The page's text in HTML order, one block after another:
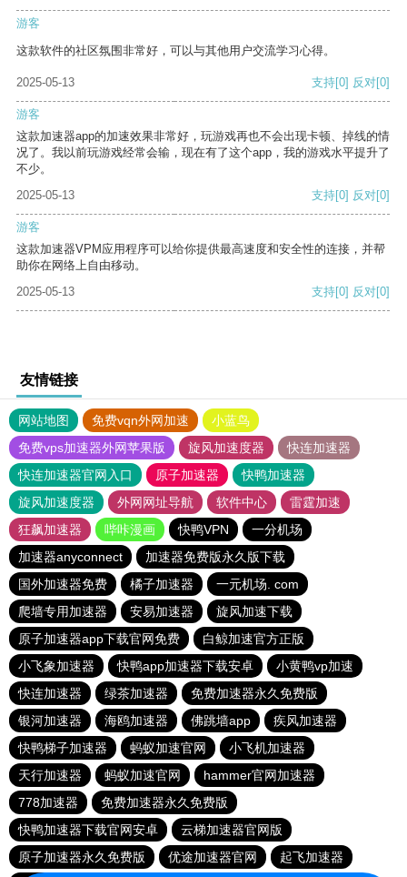
游客
这款软件的社区氛围非常好，可以与其他用户交流学习心得。
2025-05-13 支持[0] 反对[0]
游客
这款加速器app的加速效果非常好，玩游戏再也不会出现卡顿、掉线的情
况了。我以前玩游戏经常会输，现在有了这个app，我的游戏水平提升了
不少。
2025-05-13
支持[0] 反对[0]
游客
这款加速器VPM应用程序可以给你提供最高速度和安全性的连接，并帮
助你在网络上自由移动。
2025-05-13
支持[0] 反对[0]
友情链接
网站地图 免费vqn外网加速
小蓝鸟
免费vps加速器外网苹果版
旋风加速度器
快连加速器
快连加速器官网入口
原子加速器
快鸭加速器
旋风加速度器
外网网址导航 软件中心
雷霆加速
狂飙加速器
哔咔漫画 快鸭VPN
一分机场
加速器anyconnect
加速器免费版永久版下载
国外加速器免费
橘子加速器
一元机场. com
爬墙专用加速器
安易加速器
旋风加速下载
原子加速器app下载官网免费
白鲸加速官方正版
小飞象加速器
快鸭app加速器下载安卓
小黄鸭vp加速
快连加速器
绿茶加速器
免费加速器永久免费版
银河加速器
海鸥加速器 佛跳墙app
疾风加速器
快鸭梯子加速器
蚂蚁加速官网
小飞机加速器
天行加速器
蚂蚁加速官网
hammer官网加速器
778加速器
免费加速器永久免费版
快鸭加速器下载官网安卓
云梯加速器官网版
原子加速器永久免费版
优途加速器官网 起飞加速器